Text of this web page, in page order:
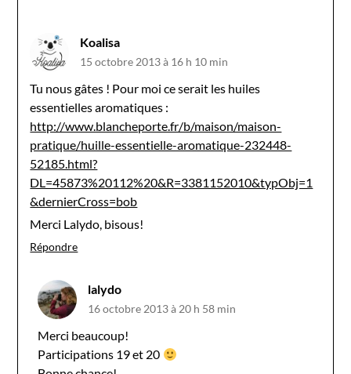
Koalisa
15 octobre 2013 à 16 h 10 min
Tu nous gâtes ! Pour moi ce serait les huiles
essentielles aromatiques :
http://www.blancheporte.fr/b/maison/maison-
pratique/huille-essentielle-aromatique-232448-
52185.html?
DL=45873%20112%20&R=3381152010&typObj=1
&dernierCross=bob
Merci Lalydo, bisous!
Répondre
lalydo
16 octobre 2013 à 20 h 58 min
Merci beaucoup!
Participations 19 et 20